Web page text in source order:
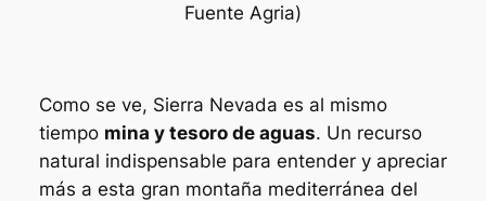
Fuente Agria)
Como se ve, Sierra Nevada es al mismo
tiempo mina y tesoro de aguas. Un recurso
natural indispensable para entender y apreciar
más a esta gran montaña mediterránea del